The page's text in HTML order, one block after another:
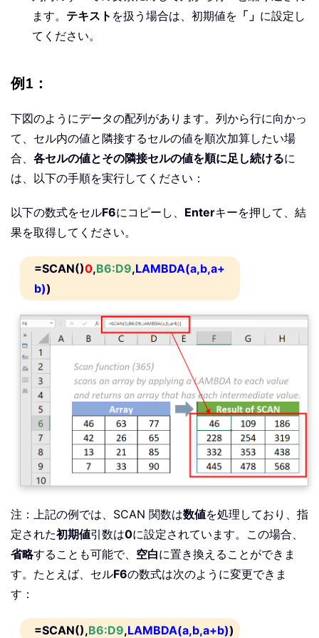
ます。 テキスト を扱う場合は、初期値を 「」 に設定し
てください。
例1：
下図のようにデータの配列があります。列から行に向かっ
て、セル内の値と隣接するセルの値を順次加算したい場
合、 各セルの値とその隣接セルの値を順に足し続けるに
は、以下の手順を実行してください：
以下の数式をセルF6にコピーし、 Enterキーを押して、結
果を取得してください。
=SCAN()0,B6:D9,LAMBDA(a,b,a+
b))
注：上記の例では、SCAN 関数は数値を処理しており、指
定された初期値引数は0に設定されています。この場合、
省略することも可能で、 空白に置き換えることができま
す。たとえば、セルF6の数式は次のように変更できま
す：
=SCAN(),B6:D9,LAMBDA(a,b,a+b))